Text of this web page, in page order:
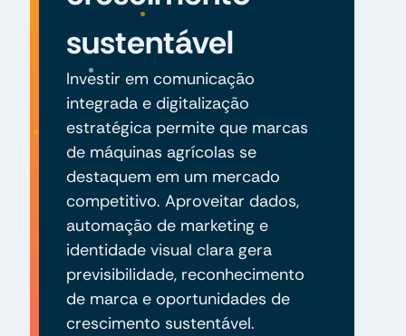
sustentável
Investir em comunicação
integrada e digitalização
estratégica permite que marcas
de máquinas agrícolas se
destaquem em um mercado
competitivo. Aproveitar dados,
automação de marketing e
identidade visual clara gera
previsibilidade, reconhecimento
de marca e oportunidades de
crescimento sustentável.